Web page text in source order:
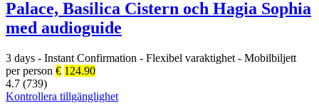
Palace, Basilica Cistern och Hagia Sophia
med audioguide
3 days - Instant Confirmation - Flexibel varaktighet - Mobilbiljett
per person € 124.90
4.7 (739)
Kontrollera tillgänglighet